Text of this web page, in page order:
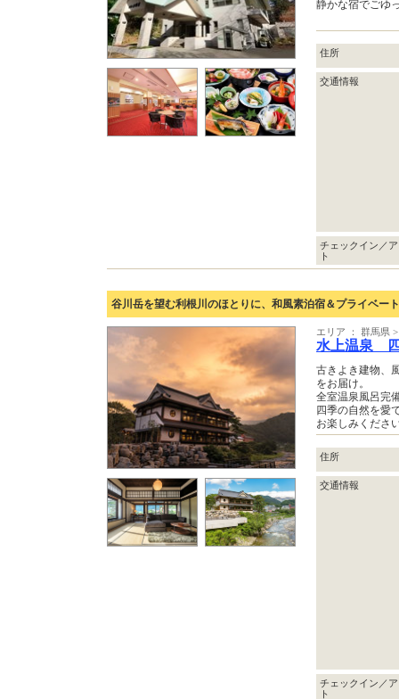
静かな宿でごゆ
住所
交通情報
チェックイン／
ト
谷川岳を望む利根川のほとりに、和風素泊宿＆プライベー
エリア ： 群馬県
水上温泉
古きよき建物、
をお届け。
全室温泉風呂完
四季の自然を愛
お楽しみくださ
住所
交通情報
チェックイン／
ト